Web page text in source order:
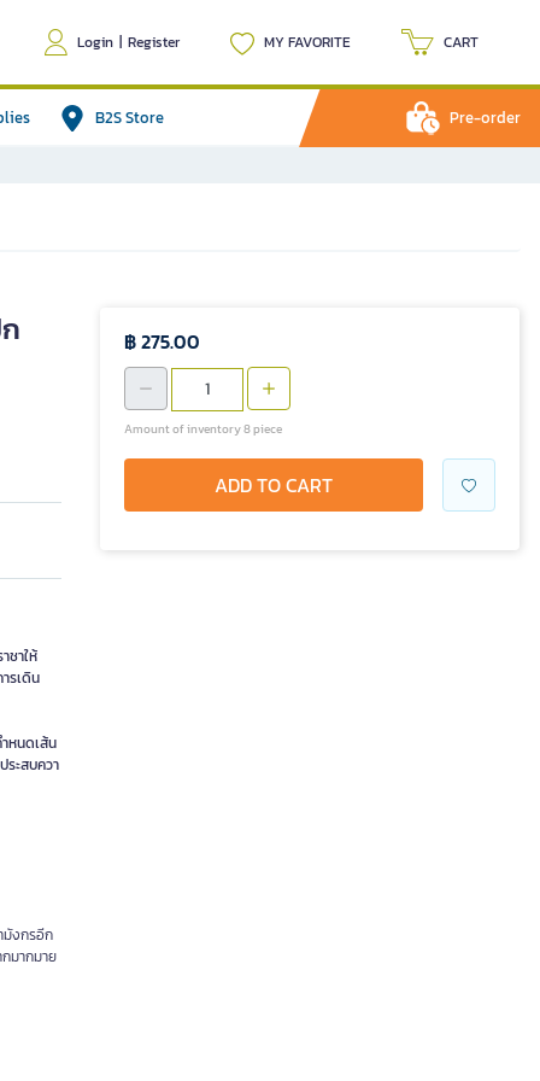
Login | Register MY FAVORITE CART
B2S Store Pre-order
ชาให้
รเดิน
หนดเส้น
ะสบควา
มังกรอีก
มากมาย
฿ 275.00
Amount of inventory 8 piece
ADD TO CART